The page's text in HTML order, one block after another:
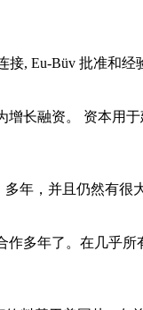
, Eu-Büv 批准和
长融资。 资本用
年，并且仍然有很
多年了。在几乎